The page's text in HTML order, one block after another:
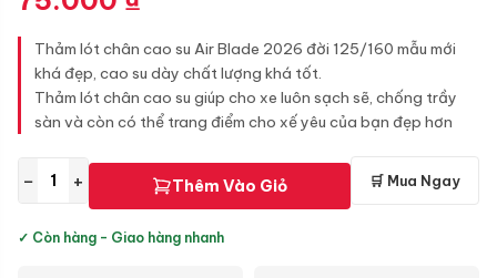
Thảm lót chân cao su Air Blade 2026 đời 125/160 mẫu mới
khá đẹp, cao su dày chất lượng khá tốt.
Thảm lót chân cao su giúp cho xe luôn sạch sẽ, chống trầy
sàn và còn có thể trang điểm cho xế yêu của bạn đẹp hơn
− + Thêm Vào Giỏ 🛒 Mua Ngay
✓ Còn hàng - Giao hàng nhanh